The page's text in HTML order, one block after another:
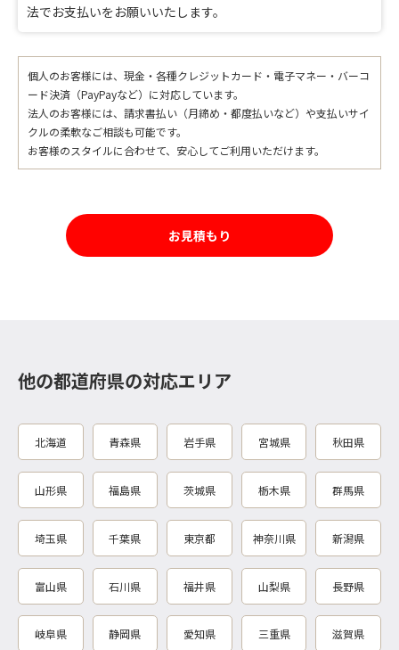
法でお支払いをお願いいたします。
個人のお客様には、現金・各種クレジットカード・電子マネー・バーコ
ード決済（PayPayなど）に対応しています。
法人のお客様には、請求書払い（月締め・都度払いなど）や支払いサイ
クルの柔軟なご相談も可能です。
お客様のスタイルに合わせて、安心してご利用いただけます。
お見積もり
他の都道府県の対応エリア
北海道 青森県 岩手県 宮城県 秋田県
山形県 福島県 茨城県 栃木県 群馬県
埼玉県 千葉県 東京都 神奈川県 新潟県
富山県 石川県 福井県 山梨県 長野県
岐阜県 静岡県 愛知県 三重県 滋賀県